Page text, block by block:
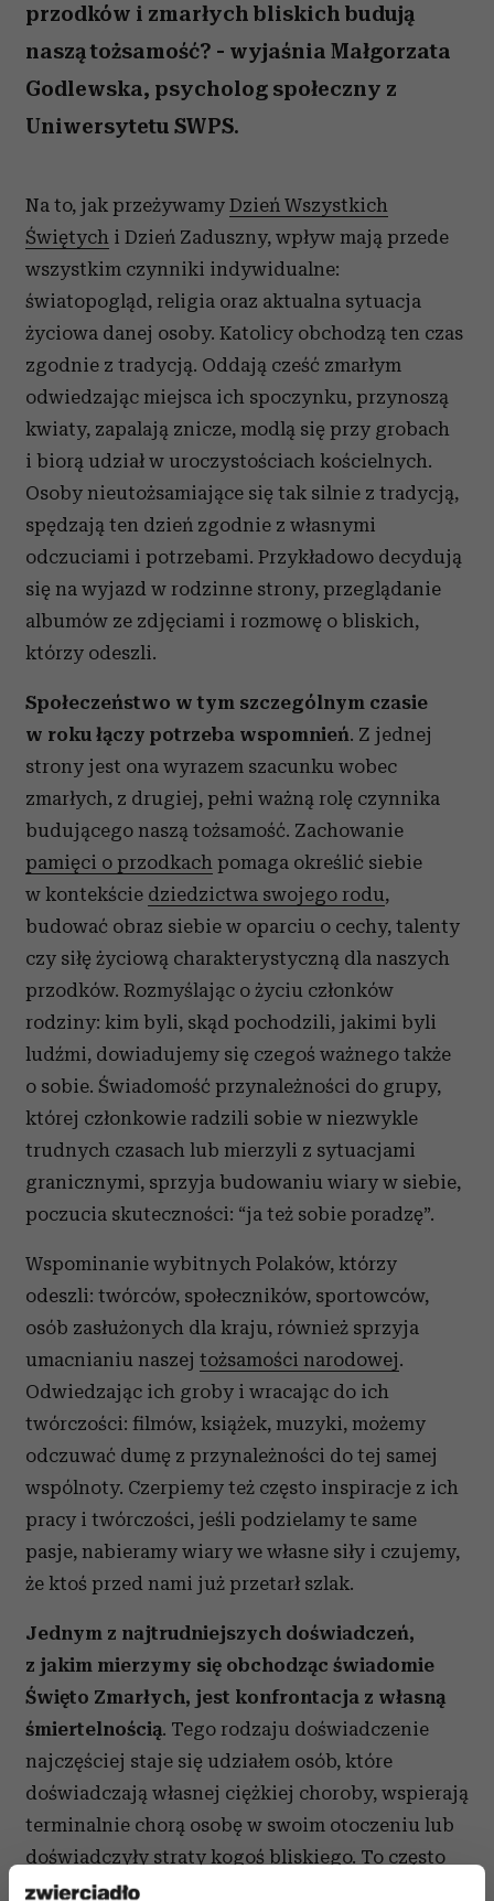
przodków i zmarłych bliskich budują
naszą tożsamość? - wyjaśnia Małgorzata
Godlewska, psycholog społeczny z
Uniwersytetu SWPS.
Na to, jak przeżywamy Dzień Wszystkich
Świętych i Dzień Zaduszny, wpływ mają przede
wszystkim czynniki indywidualne:
światopogląd, religia oraz aktualna sytuacja
życiowa danej osoby. Katolicy obchodzą ten czas
zgodnie z tradycją. Oddają cześć zmarłym
odwiedzając miejsca ich spoczynku, przynoszą
kwiaty, zapalają znicze, modlą się przy grobach
i biorą udział w uroczystościach kościelnych.
Osoby nieutożsamiające się tak silnie z tradycją,
spędzają ten dzień zgodnie z własnymi
odczuciami i potrzebami. Przykładowo decydują
się na wyjazd w rodzinne strony, przeglądanie
albumów ze zdjęciami i rozmowę o bliskich,
którzy odeszli.
Społeczeństwo w tym szczególnym czasie
w roku łączy potrzeba wspomnień. Z jednej
strony jest ona wyrazem szacunku wobec
zmarłych, z drugiej, pełni ważną rolę czynnika
budującego naszą tożsamość. Zachowanie
pamięci o przodkach pomaga określić siebie
w kontekście dziedzictwa swojego rodu,
budować obraz siebie w oparciu o cechy, talenty
czy siłę życiową charakterystyczną dla naszych
przodków. Rozmyślając o życiu członków
rodziny: kim byli, skąd pochodzili, jakimi byli
ludźmi, dowiadujemy się czegoś ważnego także
o sobie. Świadomość przynależności do grupy,
której członkowie radzili sobie w niezwykle
trudnych czasach lub mierzyli z sytuacjami
granicznymi, sprzyja budowaniu wiary w siebie,
poczucia skuteczności: “ja też sobie poradzę”.
Wspominanie wybitnych Polaków, którzy
odeszli: twórców, społeczników, sportowców,
osób zasłużonych dla kraju, również sprzyja
umacnianiu naszej tożsamości narodowej.
Odwiedzając ich groby i wracając do ich
twórczości: filmów, książek, muzyki, możemy
odczuwać dumę z przynależności do tej samej
wspólnoty. Czerpiemy też często inspiracje z ich
pracy i twórczości, jeśli podzielamy te same
pasje, nabieramy wiary we własne siły i czujemy,
że ktoś przed nami już przetarł szlak.
Jednym z najtrudniejszych doświadczeń,
z jakim mierzymy się obchodząc świadomie
Święto Zmarłych, jest konfrontacja z własną
śmiertelnością. Tego rodzaju doświadczenie
najczęściej staje się udziałem osób, które
doświadczają własnej ciężkiej choroby, wspierają
terminalnie chorą osobę w swoim otoczeniu lub
doświadczyły straty kogoś bliskiego. To często
ważny moment w rozwoju człowieka, ponieważ